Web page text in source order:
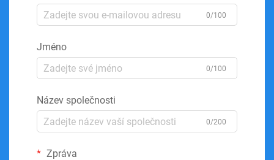
0/100
Jméno
0/100
Název společnosti
0/200
Zpráva